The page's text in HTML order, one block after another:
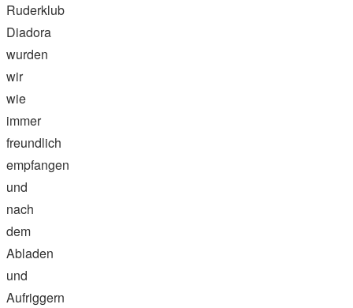
Ruderklub
Diadora
wurden
wir
wie
immer
freundlich
empfangen
und
nach
dem
Abladen
und
Aufriggern